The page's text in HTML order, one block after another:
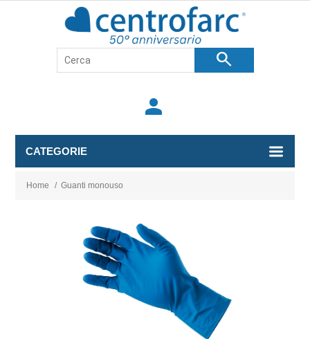
search
person
CATEGORIE
Home / Guanti monouso